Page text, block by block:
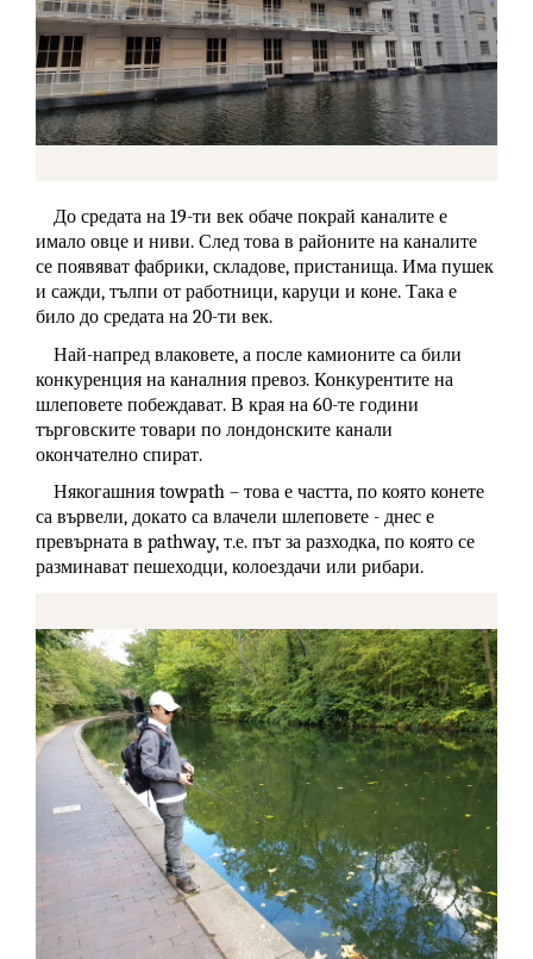
До средата на 19-ти век обаче покрай каналите е
имало овце и ниви. След това в районите на каналите
се появяват фабрики, складове, пристанища. Има пушек
и сажди, тълпи от работници, каруци и коне. Така е
било до средата на 20-ти век.
Най-напред влаковете, а после камионите са били
конкуренция на каналния превоз. Конкурентите на
шлеповете побеждават. В края на 60-те години
търговските товари по лондонските канали
окончателно спират.
Някогашния towpath – това е частта, по която конете
са вървели, докато са влачели шлеповете - днес е
превърната в pathway, т.е. път за разходка, по която се
разминават пешеходци, колоездачи или рибари.